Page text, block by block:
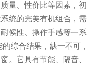
量、性价比等因素，初
统的完美有机组合，需
候性、操作手感等一系
综合结果，缺一不可，
。它具有节能、隔音、